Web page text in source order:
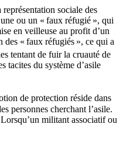
sociale des
ou un « faux réfugié », qui
en veilleuse au profit d’un
des « faux réfugiés », ce qui a
tentant de fuir la cruauté de
tacites du système d’asile
de protection réside dans
personnes cherchant l’asile.
militant associatif ou